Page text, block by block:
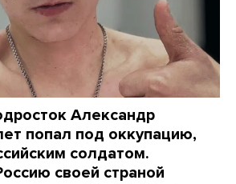
Александр
попал под оккупацию,
солдатом.
своей страной